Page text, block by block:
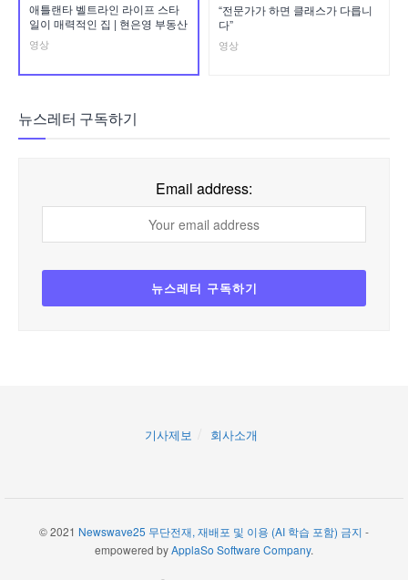
애틀랜타 벨트라인 라이프 스타
일이 매력적인 집 | 현은영 부동산
영상
“전문가가 하면 클래스가 다릅니
다”
영상
뉴스레터 구독하기
Email address:
기사제보 회사소개
© 2021 Newswave25 무단전재, 재배포 및 이용 (AI 학습 포함) 금지 -
empowered byApplaSo Software Company.